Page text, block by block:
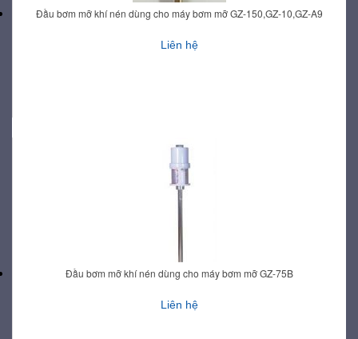
Đầu bơm mỡ khí nén dùng cho máy bơm mỡ GZ-150,GZ-10,GZ-A9
Liên hệ
Đầu bơm mỡ khí nén dùng cho máy bơm mỡ GZ-75B
Liên hệ